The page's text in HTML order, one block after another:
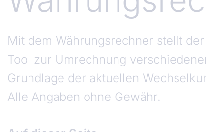
Mit dem Währungsrechner stellt
Tool zur Umrechnung
Grundlage der aktuellen
Alle Angaben ohne Gewähr.